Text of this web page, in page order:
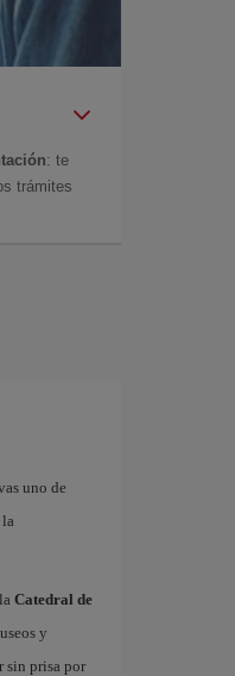
: te
trámites
uno de
la
Catedral de
y
sin prisa por